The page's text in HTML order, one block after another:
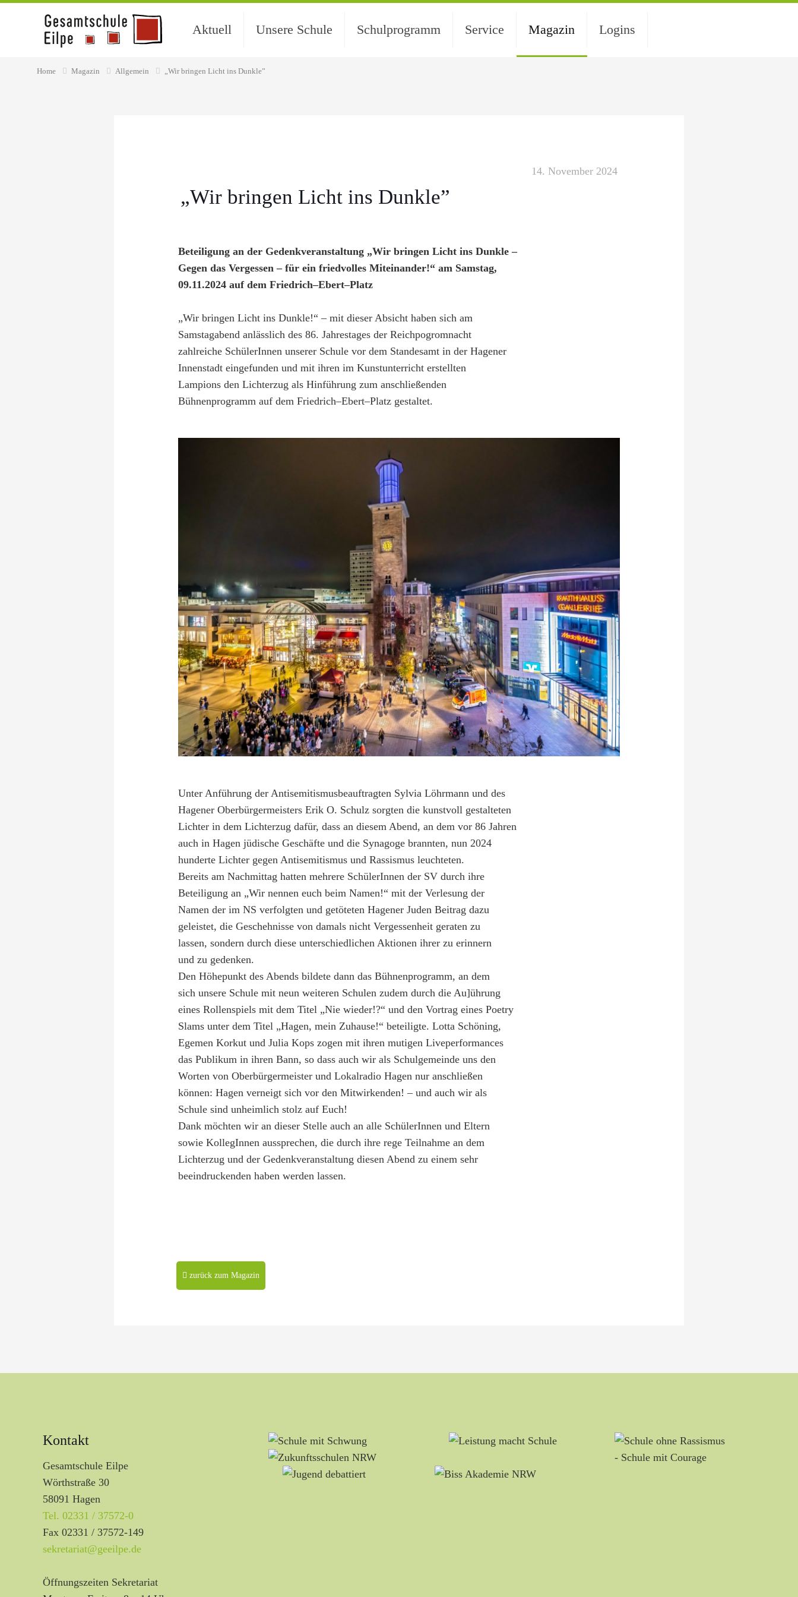
Aktuell Unsere Schule Schulprogramm Service Magazin Logins
Home Magazin Allgemein „Wir bringen Licht ins Dunkle”
„Wir bringen Licht ins Dunkle”
14. November 2024
Beteiligung an der Gedenkveranstaltung „Wir bringen Licht ins Dunkle –
Gegen das Vergessen – für ein friedvolles Miteinander!“ am Samstag,
09.11.2024 auf dem Friedrich–Ebert–Platz
„Wir bringen Licht ins Dunkle!“ – mit dieser Absicht haben sich am
Samstagabend anlässlich des 86. Jahrestages der Reichpogromnacht
zahlreiche SchülerInnen unserer Schule vor dem Standesamt in der Hagener
Innenstadt eingefunden und mit ihren im Kunstunterricht erstellten
Lampions den Lichterzug als Hinführung zum anschließenden
Bühnenprogramm auf dem Friedrich–Ebert–Platz gestaltet.
Unter Anführung der Antisemitismusbeauftragten Sylvia Löhrmann und des
Hagener Oberbürgermeisters Erik O. Schulz sorgten die kunstvoll gestalteten
Lichter in dem Lichterzug dafür, dass an diesem Abend, an dem vor 86 Jahren
auch in Hagen jüdische Geschäfte und die Synagoge brannten, nun 2024
hunderte Lichter gegen Antisemitismus und Rassismus leuchteten.
Bereits am Nachmittag hatten mehrere SchülerInnen der SV durch ihre
Beteiligung an „Wir nennen euch beim Namen!“ mit der Verlesung der
Namen der im NS verfolgten und getöteten Hagener Juden Beitrag dazu
geleistet, die Geschehnisse von damals nicht Vergessenheit geraten zu
lassen, sondern durch diese unterschiedlichen Aktionen ihrer zu erinnern
und zu gedenken.
Den Höhepunkt des Abends bildete dann das Bühnenprogramm, an dem
sich unsere Schule mit neun weiteren Schulen zudem durch die Au]ührung
eines Rollenspiels mit dem Titel „Nie wieder!?“ und den Vortrag eines Poetry
Slams unter dem Titel „Hagen, mein Zuhause!“ beteiligte. Lotta Schöning,
Egemen Korkut und Julia Kops zogen mit ihren mutigen Liveperformances
das Publikum in ihren Bann, so dass auch wir als Schulgemeinde uns den
Worten von Oberbürgermeister und Lokalradio Hagen nur anschließen
können: Hagen verneigt sich vor den Mitwirkenden! – und auch wir als
Schule sind unheimlich stolz auf Euch!
Dank möchten wir an dieser Stelle auch an alle SchülerInnen und Eltern
sowie KollegInnen aussprechen, die durch ihre rege Teilnahme an dem
Lichterzug und der Gedenkveranstaltung diesen Abend zu einem sehr
beeindruckenden haben werden lassen.
zurück zum Magazin
Kontakt
Gesamtschule Eilpe
Wörthstraße 30
58091 Hagen
Tel. 02331 / 37572-0
Fax 02331 / 37572-149
sekretariat@geeilpe.de
Öffnungszeiten Sekretariat